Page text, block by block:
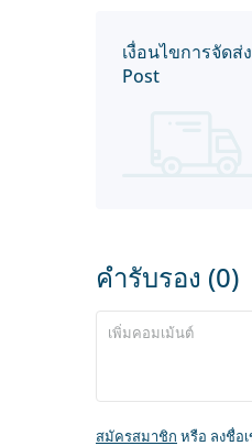
เงื่อนไขการจัดส่
Post
คำรับรอง (0)
สมัครสมาชิก หรือ ลงชื่อ